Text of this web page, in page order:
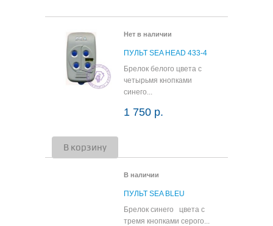
Нет в наличии
ПУЛЬТ SEA HEAD 433-4
Брелок белого цвета с
четырьмя кнопками
синего...
1 750 р.
В корзину
В наличии
ПУЛЬТ SEA BLEU
Брелок синего цвета с
тремя кнопками серого...